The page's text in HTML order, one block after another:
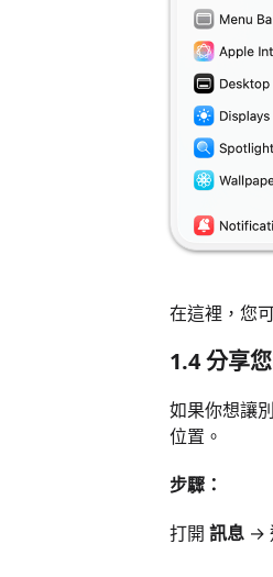
在這裡，您
1.4 分享
如果你想讓
位置。
步驟：
打開 訊息 →